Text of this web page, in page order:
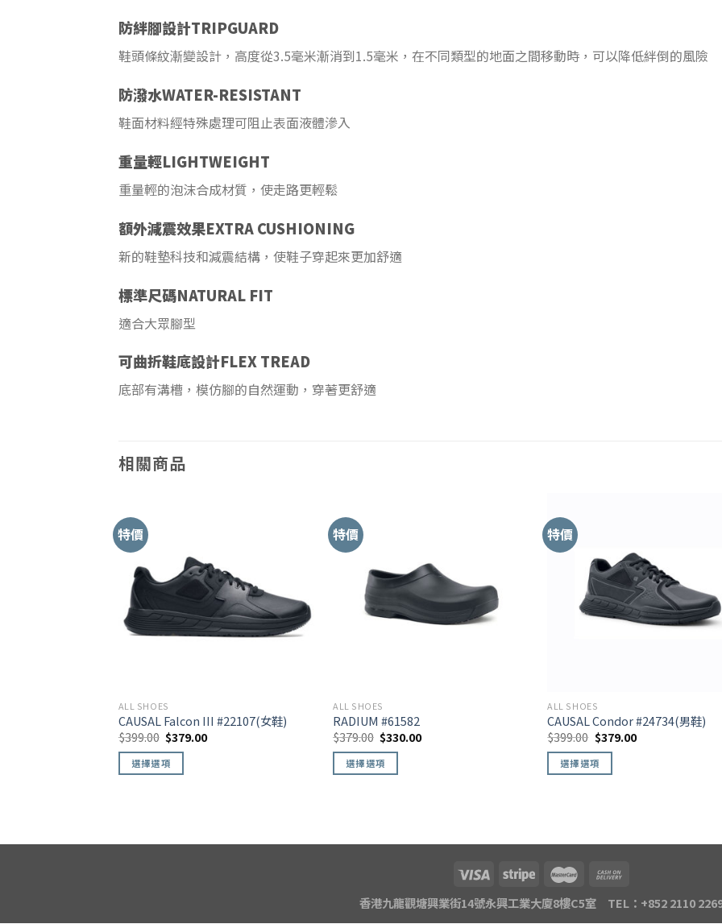
防絆腳設計TRIPGUARD
鞋頭條紋漸變設計，高度從3.5毫米漸消到1.5毫米，在不同類型的地面之間移動時，可以降低絆倒的風險
防潑水WATER-RESISTANT
鞋面材料經特殊處理可阻止表面液體滲入
重量輕LIGHTWEIGHT
重量輕的泡沫合成材質，使走路更輕鬆
額外減震效果EXTRA CUSHIONING
新的鞋墊科技和減震結構，使鞋子穿起來更加舒適
標準尺碼NATURAL FIT
適合大眾腳型
可曲折鞋底設計FLEX TREAD
底部有溝槽，模仿腳的自然運動，穿著更舒適
相關商品
特價
ALL SHOES
CAUSAL Falcon III #22107(女鞋)
$399.00 $379.00
選擇選項
特價
ALL SHOES
RADIUM #61582
$379.00 $330.00
選擇選項
特價
ALL SHOES
CAUSAL Condor #24734(男鞋)
$399.00 $379.00
選擇選項
香港九龍觀塘興業街14號永興工業大廈8樓C5室 TEL：+852 2110